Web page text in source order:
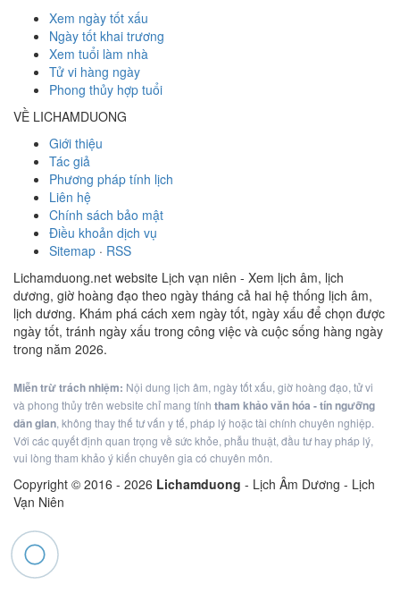
Xem ngày tốt xấu
Ngày tốt khai trương
Xem tuổi làm nhà
Tử vi hàng ngày
Phong thủy hợp tuổi
VỀ LICHAMDUONG
Giới thiệu
Tác giả
Phương pháp tính lịch
Liên hệ
Chính sách bảo mật
Điều khoản dịch vụ
Sitemap · RSS
Lichamduong.net website Lịch vạn niên - Xem lịch âm, lịch
dương, giờ hoàng đạo theo ngày tháng cả hai hệ thống lịch âm,
lịch dương. Khám phá cách xem ngày tốt, ngày xấu để chọn được
ngày tốt, tránh ngày xấu trong công việc và cuộc sống hàng ngày
trong năm 2026.
Miễn trừ trách nhiệm: Nội dung lịch âm, ngày tốt xấu, giờ hoàng đạo, tử vi
và phong thủy trên website chỉ mang tính tham khảo văn hóa - tín ngưỡng
dân gian, không thay thế tư vấn y tế, pháp lý hoặc tài chính chuyên nghiệp.
Với các quyết định quan trọng về sức khỏe, phẫu thuật, đầu tư hay pháp lý,
vui lòng tham khảo ý kiến chuyên gia có chuyên môn.
Copyright © 2016 - 2026 Lichamduong - Lịch Âm Dương - Lịch
Vạn Niên